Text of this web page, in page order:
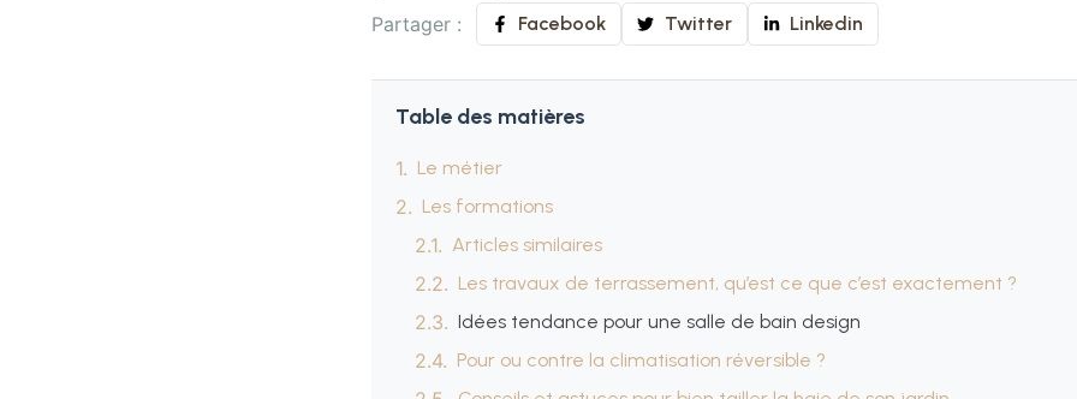
Partager : Facebook Twitter Linkedin
Table des matières
Le métier
Les formations
Articles similaires
Les travaux de terrassement, qu’est ce que c’est exactement ?
Idées tendance pour une salle de bain design
Pour ou contre la climatisation réversible ?